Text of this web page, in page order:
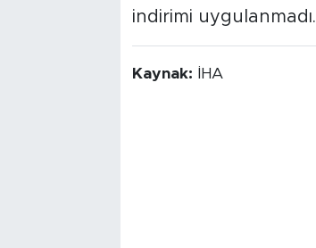
indirimi uygulanmadı.
Kaynak: İHA